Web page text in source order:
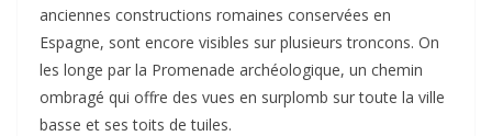
anciennes constructions romaines conservées en
Espagne, sont encore visibles sur plusieurs troncons. On
les longe par la Promenade archéologique, un chemin
ombragé qui offre des vues en surplomb sur toute la ville
basse et ses toits de tuiles.